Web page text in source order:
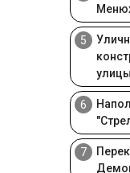
5
улицы
6
7